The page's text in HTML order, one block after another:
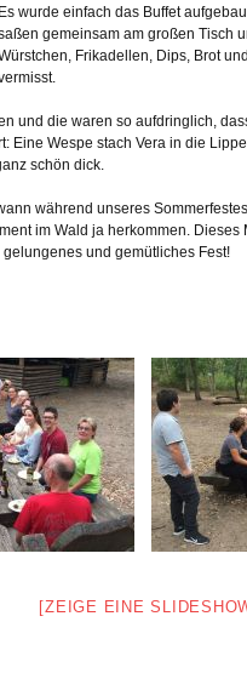
Es wurde einfach das Buffet
gemeinsam am großen Tisch
Frikadellen, Dips, Brot
und die waren so aufdringlich,
Eine Wespe stach Vera in die
schön dick.
während unseres
im Wald ja herkommen.
und gemütliches Fest!
[ZEIGE EINE